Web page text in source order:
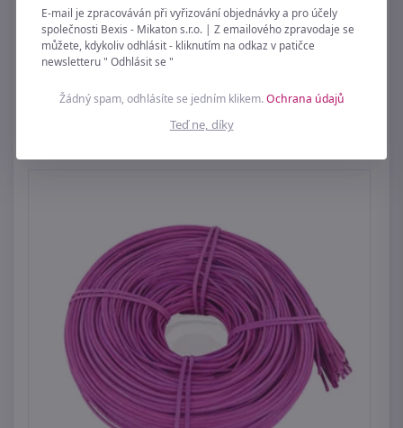
Sololak bílý ovál 45x30cm s otvory 22B4530V -
E-mail je zpracováván při vyřizování objednávky a pro účely
společnosti Bexis - Mikaton s.r.o. | Z emailového zpravodaje se
můžete, kdykoliv odhlásit - kliknutím na odkaz v patičce
newsletteru " Odhlásit se "
Žádný spam, odhlásíte se jedním klikem.Ochrana údajů
Teď ne, díky